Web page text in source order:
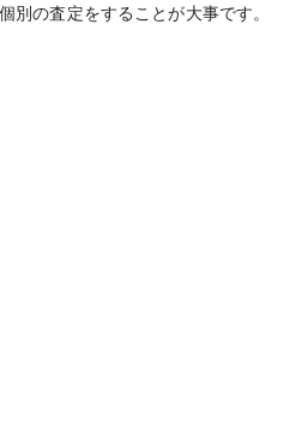
別の査定をすることが大事です。